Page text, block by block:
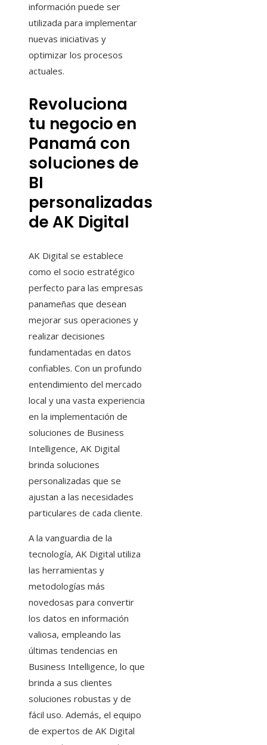
información puede ser
utilizada para implementar
nuevas iniciativas y
optimizar los procesos
actuales.
Revoluciona
tu negocio en
Panamá con
soluciones de
BI
personalizadas
de AK Digital
AK Digital se establece
como el socio estratégico
perfecto para las empresas
panameñas que desean
mejorar sus operaciones y
realizar decisiones
fundamentadas en datos
confiables. Con un profundo
entendimiento del mercado
local y una vasta experiencia
en la implementación de
soluciones de Business
Intelligence, AK Digital
brinda soluciones
personalizadas que se
ajustan a las necesidades
particulares de cada cliente.
A la vanguardia de la
tecnología, AK Digital utiliza
las herramientas y
metodologías más
novedosas para convertir
los datos en información
valiosa, empleando las
últimas tendencias en
Business Intelligence, lo que
brinda a sus clientes
soluciones robustas y de
fácil uso. Además, el equipo
de expertos de AK Digital